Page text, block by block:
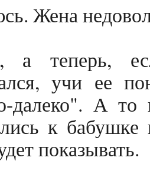
Жена
теперь,
учи ее
далеко". А
к
показывать.